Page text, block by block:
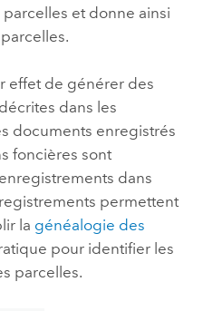
et donne ainsi
effet de générer des
dans les
documents enregistrés
foncières sont
dans
permettent
la généalogie des
pour identifier les
parcelles.